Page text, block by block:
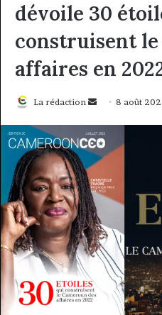
dévoile 30
construisent le
affaires en
La rédaction
Envoyer
courriel
8 août